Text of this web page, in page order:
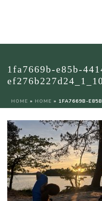
1fa7669b-e85b-
HOME » HOME » 1FA7669B-